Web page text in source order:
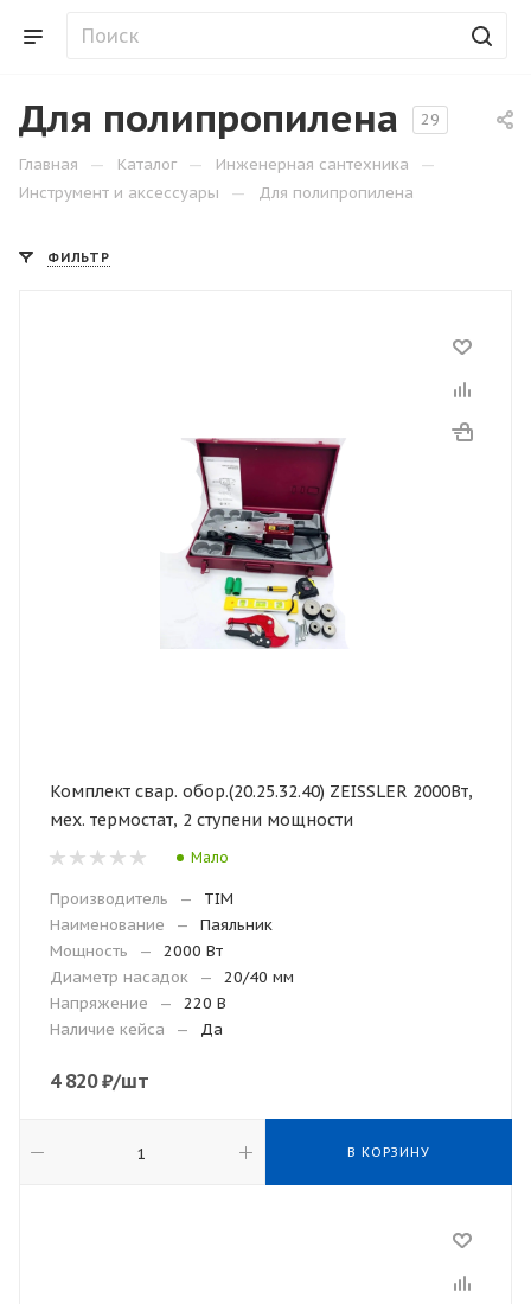
Для полипропилена 29
Главная — Каталог — Инженерная сантехника —
Инструмент и аксессуары — Для полипропилена
ФИЛЬТР
Комплект свар. обор.(20.25.32.40) ZEISSLER 2000Вт,
мех. термостат, 2 ступени мощности
Мало
Производитель —
TIM
Наименование
—
Паяльник
Мощность
—
2000 Вт
Диаметр насадок
—
20/40 мм
Напряжение
—
220 В
Наличие кейса
— Да
4 820₽/шт
В КОРЗИНУ